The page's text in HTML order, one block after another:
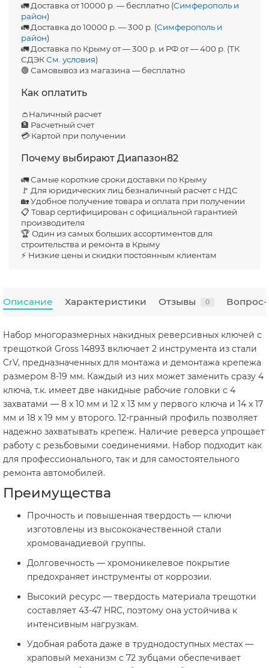
🚛 Доставка от 10000 р. — бесплатно (Симферополь и
район)
🚛 Доставка до 10000 р. — 300 р. (Симферополь и
район)
🚛 Доставка по Крыму от — 300 р. и РФ от — 400 р. (ТК
СДЭКСм. условия)
🟢 Самовывоз из магазина — бесплатно
Как оплатить
👛Наличный расчет
🏦 Расчетный счет
💳 Картой при получении
Почему выбирают Диапазон82
🚛 Самые короткие сроки доставки по Крыму
🚩 Для юридических лиц безналичный расчет с НДС
🏡 Удобное получение товара и оплата при получении
📋 Товар сертифицирован с официальной гарантией
производителя
🏆 Один из самых больших ассортиментов для
строительства и ремонта в Крыму
⚡ Низкие цены и скидки постоянным клиентам
Описание Характеристики Отзывы 0 Вопрос-
Набор многоразмерных накидных реверсивных ключей с
трещоткой Gross 14893 включает 2 инструмента из стали
CrV, предназначенных для монтажа и демонтажа крепежа
размером 8-19 мм. Каждый из них может заменить сразу 4
ключа, т.к. имеет две накидные рабочие головки с 4
захватами — 8 х 10 мм и 12 х 13 мм у первого ключа и 14 х 17
мм и 18 х 19 мм у второго. 12-гранный профиль позволяет
надежно захватывать крепеж. Наличие реверса упрощает
работу с резьбовыми соединениями. Набор подходит как
для профессионального, так и для самостоятельного
ремонта автомобилей.
Преимущества
Прочность и повышенная твердость — ключи
изготовлены из высококачественной стали
хромованадиевой группы.
Долговечность — хромоникелевое покрытие
предохраняет инструменты от коррозии.
Высокий ресурс — твердость материала трещотки
составляет 43-47 HRC, поэтому она устойчива к
интенсивным нагрузкам.
Удобная работа даже в труднодоступных местах —
храповый механизм с 72 зубцами обеспечивает